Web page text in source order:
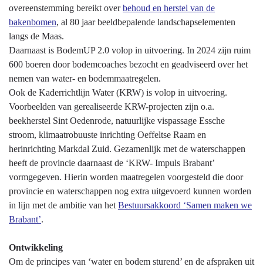
Inleiding
overeenstemming bereikt overbehoud en herstel van de
bakenbomen, al 80 jaar beeldbepalende landschapselementen
langs de Maas.
Daarnaast is BodemUP 2.0 volop in uitvoering. In 2024 zijn ruim
600 boeren door bodemcoaches bezocht en geadviseerd over het
nemen van water- en bodemmaatregelen.
Ook de Kaderrichtlijn Water (KRW) is volop in uitvoering.
Voorbeelden van gerealiseerde KRW-projecten zijn o.a.
beekherstel Sint Oedenrode, natuurlijke vispassage Essche
stroom, klimaatrobuuste inrichting Oeffeltse Raam en
herinrichting Markdal Zuid. Gezamenlijk met de waterschappen
heeft de provincie daarnaast de ‘KRW- Impuls Brabant’
vormgegeven. Hierin worden maatregelen voorgesteld die door
provincie en waterschappen nog extra uitgevoerd kunnen worden
in lijn met de ambitie van het Bestuursakkoord ‘Samen maken we
Brabant’.
Ontwikkeling
Om de principes van ‘water en bodem sturend’ en de afspraken uit